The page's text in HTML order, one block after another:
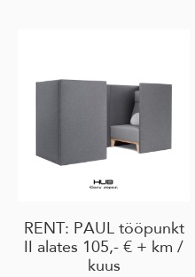
RENT: PAUL tööpunkt
II alates 105,- € + km /
kuus